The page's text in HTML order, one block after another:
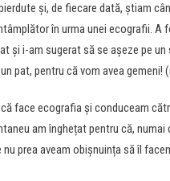
și, de fiecare dată, știam
în urma unei ecografii. A
și i-am sugerat să se așeze pe
pat, pentru că vom avea gemeni!
că face ecografia și conduceam
am înghețat pentru că,
prea aveam obișnuința să îl